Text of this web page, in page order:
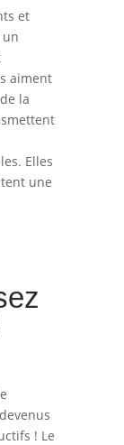
et
aiment
la
Elles
une
! Le